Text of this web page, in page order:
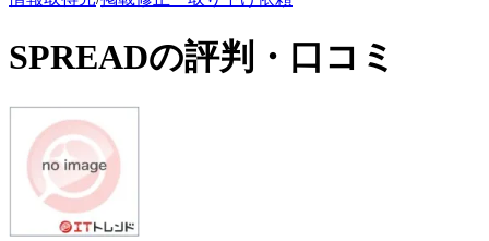
SPREADの評判・口コミ